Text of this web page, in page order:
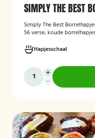
SIMPLY THE BEST
Simply The Best
56 verse, koude
recepties en andere
geleverd, zodat u zonder
een smakelijke en
Hapjesschaal